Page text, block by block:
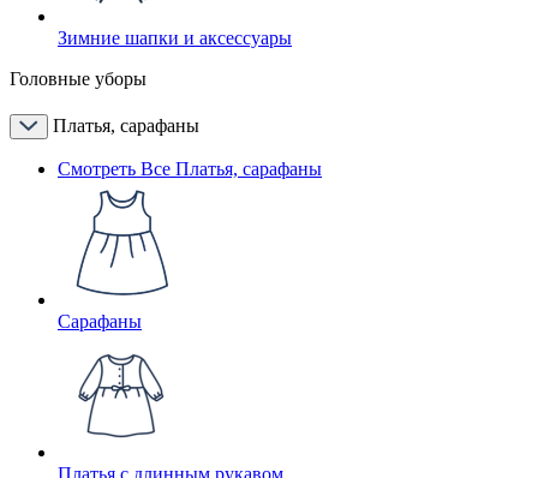
Зимние шапки и аксессуары
Головные уборы
Платья, сарафаны
Смотреть Все Платья, сарафаны
Сарафаны
Платья с длинным рукавом